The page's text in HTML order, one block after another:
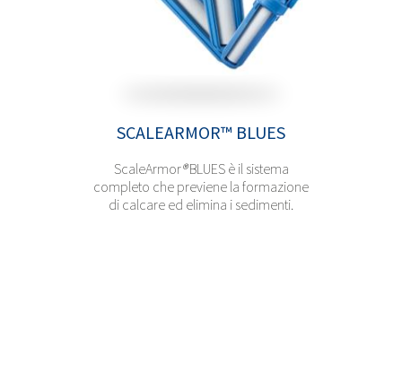
SCALEARMOR™ BLUES
ScaleArmor®BLUES è il sistema
completo che previene la formazione
di calcare ed elimina i sedimenti.